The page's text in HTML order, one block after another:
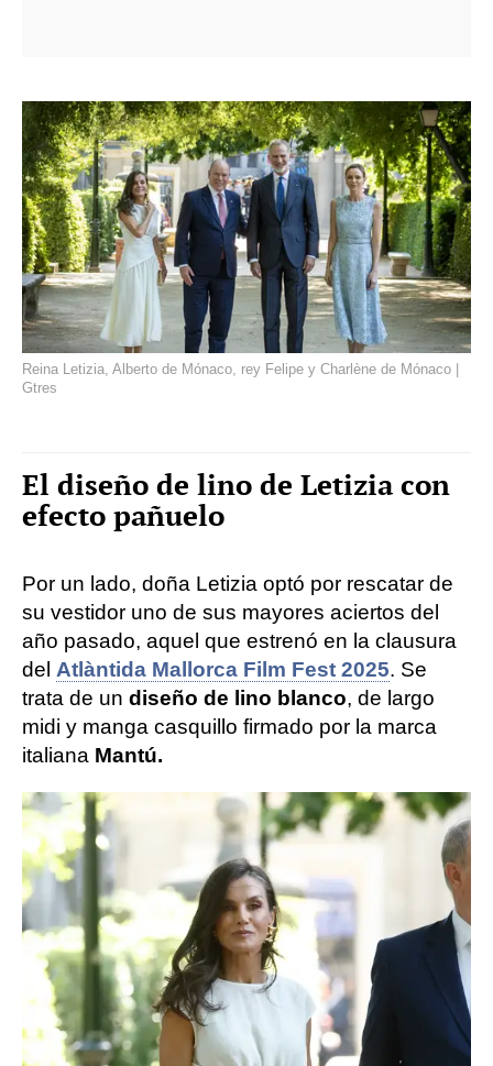
Reina Letizia, Alberto de Mónaco, rey Felipe y Charlène de Mónaco |
Gtres
El diseño de lino de Letizia con
efecto pañuelo
Por un lado, doña Letizia optó por rescatar de
su vestidor uno de sus mayores aciertos del
año pasado, aquel que estrenó en la clausura
del Atlàntida Mallorca Film Fest 2025. Se
trata de un diseño de lino blanco, de largo
midi y manga casquillo firmado por la marca
italiana Mantú.